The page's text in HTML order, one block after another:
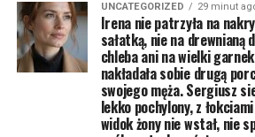
UNCATEGORIZED 29 minut
Irena nie patrzyła na
sałatką, nie na drewnianą
chleba ani na wielki
nakładała sobie drugą
swojego męża. Sergiusz
lekko pochylony, z
widok żony nie wstał, nie